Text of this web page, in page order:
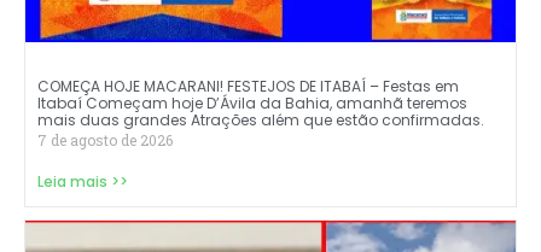
COMEÇA HOJE MACARANI! FESTEJOS DE ITABAÍ – Festas em
Itabaí Começam hoje D’Ávila da Bahia, amanhã teremos
mais duas grandes Atrações além que estão confirmadas.
7 de agosto de 2026
Leia mais >>